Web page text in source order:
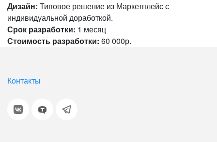
Дизайн: Типовое решение из Маркетплейс с
индивидуальной доработкой.
Срок разработки: 1 месяц
Стоимость разработки: 60 000р.
Контакты